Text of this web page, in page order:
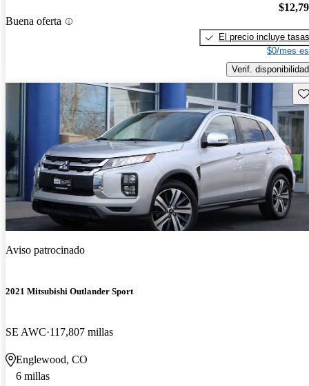
Buena oferta
El precio incluye tasas
$0/mes
Verif. disponibilidad
Aviso patrocinado
2021 Mitsubishi Outlander Sport
SE AWC 117,807 millas
Englewood, CO
6 millas